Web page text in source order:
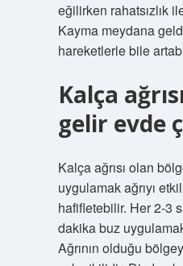
eğilirken rahatsızlık
Kayma meydana
hareketlerle bile
Kalça
gelir evde
Kalça ağrısı olan
uygulamak ağrıyı
hafifletebilir. Her 2-3
dakika buz
Ağrının olduğu